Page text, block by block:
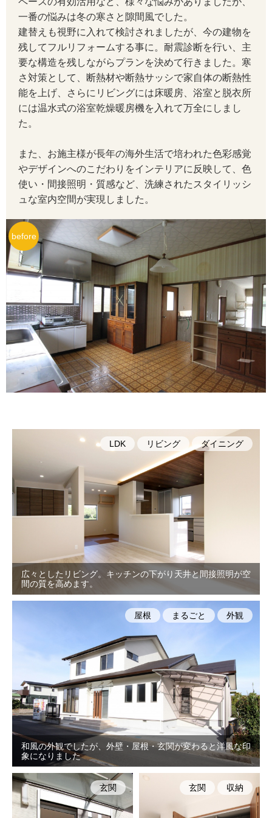
一番の悩みは冬の寒さと隙間風でした。
建替えも視野に入れて検討されましたが、今の建物を
残してフルリフォームする事に。耐震診断を行い、主
要な構造を残しながらプランを決めて行きました。寒
さ対策として、断熱材や断熱サッシで家自体の断熱性
能を上げ、さらにリビングには床暖房、浴室と脱衣所
には温水式の浴室乾燥暖房機を入れて万全にしまし
た。
また、お施主様が長年の海外生活で培われた色彩感覚
やデザインへのこだわりをインテリアに反映して、色
使い・間接照明・質感など、洗練されたスタイリッシ
ュな室内空間が実現しました。
広々としたリビング。キッチンの下がり天井と間接照明が空
間の質を高めます。
LDK リビング ダイニング
和風の外観でしたが、外壁・屋根・玄関が変わると洋風な印
象になりました
屋根 まるごと 外観
玄関 玄関 収納